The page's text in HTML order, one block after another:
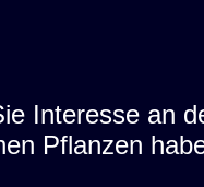
Interesse an
Pflanzen